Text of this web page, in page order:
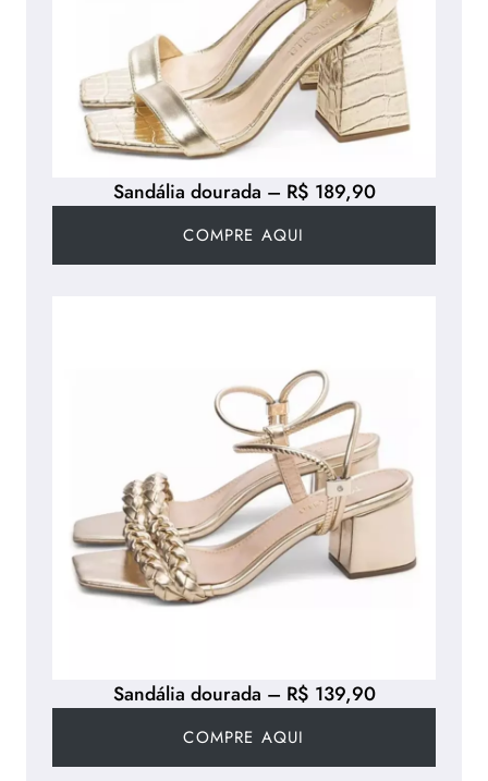
Sandália dourada – R$ 189,90
COMPRE AQUI
Sandália dourada – R$ 139,90
COMPRE AQUI